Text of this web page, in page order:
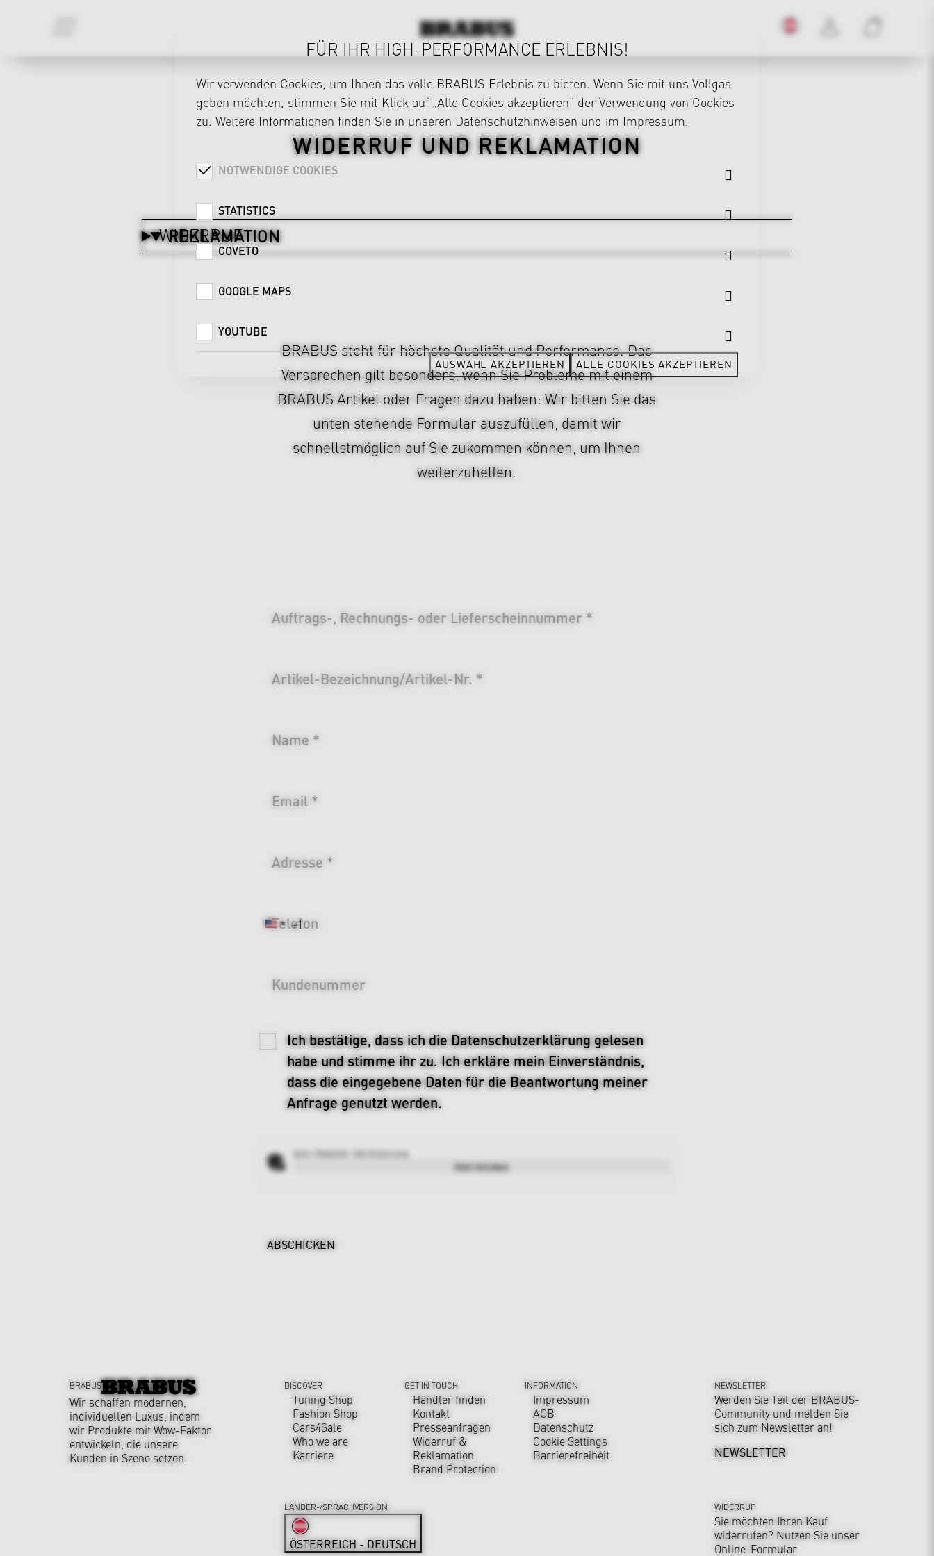
WIDERRUF UND REKLAMATION
WIDERRUF
REKLAMATION
BRABUS steht für höchste Qualität und Performance. Das
Versprechen gilt besonders, wenn Sie Probleme mit einem
BRABUS Artikel oder Fragen dazu haben: Wir bitten Sie das
unten stehende Formular auszufüllen, damit wir
schnellstmöglich auf Sie zukommen können, um Ihnen
weiterzuhelfen.
Auftrags-, Rechnungs- oder Lieferscheinnummer *
Artikel-Bezeichnung/Artikel-Nr. *
Name *
Email *
Adresse *
Telefon
United
+1
Kundenummer
Ich bestätige, dass ich dieDatenschutzerklärunggelesen
habe und stimme ihr zu. Ich erkläre mein Einverständnis,
dass die eingegebene Daten für die Beantwortung meiner
Anfrage genutzt werden.
Anti-Roboter-Verifizierung
Hier klicken
ABSCHICKEN
FÜR IHR HIGH-PERFORMANCE ERLEBNIS!
Wir verwenden Cookies, um Ihnen das volle BRABUS Erlebnis zu bieten. Wenn Sie mit uns Vollgas
geben möchten, stimmen Sie mit Klick auf „Alle Cookies akzeptieren“ der Verwendung von Cookies
zu. Weitere Informationen finden Sie in unseren Datenschutzhinweisen und im Impressum.
NOTWENDIGE COOKIES
STATISTICS
COVETO
GOOGLE MAPS
YOUTUBE
AUSWAHL AKZEPTIEREN ALLE COOKIES AKZEPTIEREN
BRABUS
Wir schaffen modernen,
individuellen Luxus, indem
wir Produkte mit Wow-Faktor
entwickeln, die unsere
Kunden in Szene setzen.
DISCOVER
Tuning Shop
Fashion Shop
Cars4Sale
Who we are
Karriere
GET IN TOUCH
Händler finden
Kontakt
Presseanfragen
Widerruf &
Reklamation
Brand Protection
INFORMATION
Impressum
AGB
Datenschutz
Cookie Settings
Barrierefreiheit
NEWSLETTER
Werden Sie Teil der BRABUS-
Community und melden Sie
sich zum Newsletter an!
NEWSLETTER
WIDERRUF
Sie möchten Ihren Kauf
widerrufen? Nutzen Sie unser
Online-Formular
LÄNDER-/SPRACHVERSION
ÖSTERREICH - DEUTSCH